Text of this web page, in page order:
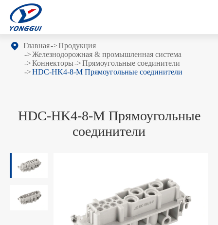
Главная
Продукция
Железнодорожная & промышленная система
Коннекторы
Прямоугольные соединители
HDC-HK4-8-M Прямоугольные соединители
HDC-HK4-8-M Прямоугольные
соединители